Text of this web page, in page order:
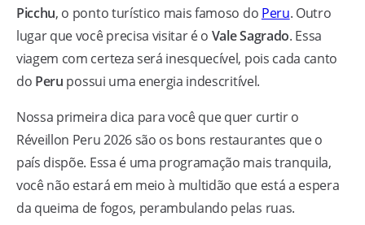
Picchu, o ponto turístico mais famoso do Peru. Outro
lugar que você precisa visitar é o Vale Sagrado. Essa
viagem com certeza será inesquecível, pois cada canto
do Peru possui uma energia indescritível.
Nossa primeira dica para você que quer curtir o
Réveillon Peru 2026 são os bons restaurantes que o
país dispõe. Essa é uma programação mais tranquila,
você não estará em meio à multidão que está a espera
da queima de fogos, perambulando pelas ruas.